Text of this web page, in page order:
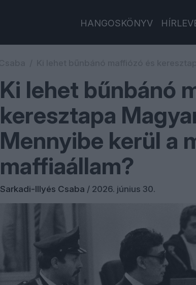
HANGOSKÖNYV
Ki lehet bűnbánó
keresztapa
Mennyibe kerül a
maffiaállam?
Sarkadi-Illyés Csaba / 2026. június 30.